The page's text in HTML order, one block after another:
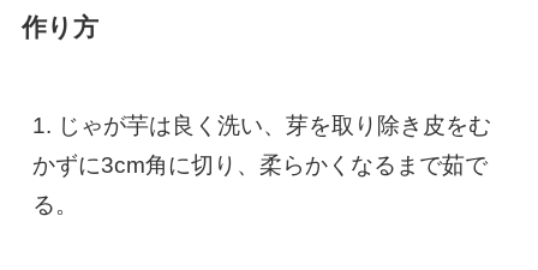
作り方
1. じゃが芋は良く洗い、芽を取り除き皮をむ
かずに3cm角に切り、柔らかくなるまで茹で
る。